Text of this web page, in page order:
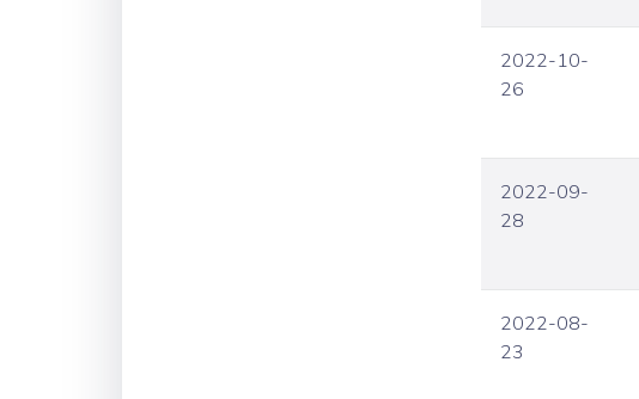
2022-10-
26
2022-09-
28
2022-08-
23